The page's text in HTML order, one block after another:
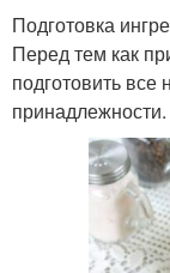
Подготовка
Перед тем как
подготовить